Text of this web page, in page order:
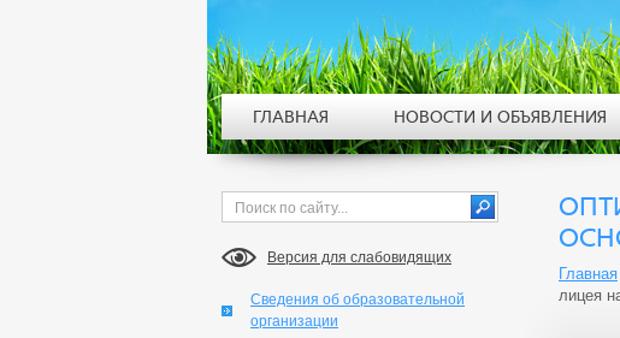
Версия для слабовидящих
Сведения об образовательной
организации
Главная
лицея
ГЛАВНАЯ НОВОСТИ И ОБЪЯВЛЕНИЯ